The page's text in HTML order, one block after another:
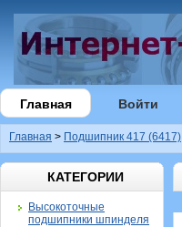
Главная Войти
Главная > Подшипник 417 (6417)
КАТЕГОРИИ
Высокоточные
подшипники шпинделя